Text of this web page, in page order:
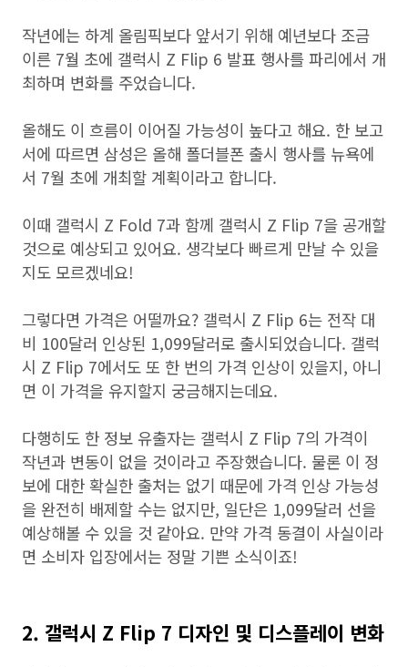
작년에는 하계 올림픽보다 앞서기 위해 예년보다 조금
이른 7월 초에 갤럭시 Z Flip 6 발표 행사를 파리에서 개
최하며 변화를 주었습니다.
올해도 이 흐름이 이어질 가능성이 높다고 해요. 한 보고
서에 따르면 삼성은 올해 폴더블폰 출시 행사를 뉴욕에
서 7월 초에 개최할 계획이라고 합니다.
이때 갤럭시 Z Fold 7과 함께 갤럭시 Z Flip 7을 공개할
것으로 예상되고 있어요. 생각보다 빠르게 만날 수 있을
지도 모르겠네요!
그렇다면 가격은 어떨까요? 갤럭시 Z Flip 6는 전작 대
비 100달러 인상된 1,099달러로 출시되었습니다. 갤럭
시 Z Flip 7에서도 또 한 번의 가격 인상이 있을지, 아니
면 이 가격을 유지할지 궁금해지는데요.
다행히도 한 정보 유출자는 갤럭시 Z Flip 7의 가격이
작년과 변동이 없을 것이라고 주장했습니다. 물론 이 정
보에 대한 확실한 출처는 없기 때문에 가격 인상 가능성
을 완전히 배제할 수는 없지만, 일단은 1,099달러 선을
예상해볼 수 있을 것 같아요. 만약 가격 동결이 사실이라
면 소비자 입장에서는 정말 기쁜 소식이죠!
2. 갤럭시 Z Flip 7 디자인 및 디스플레이 변화